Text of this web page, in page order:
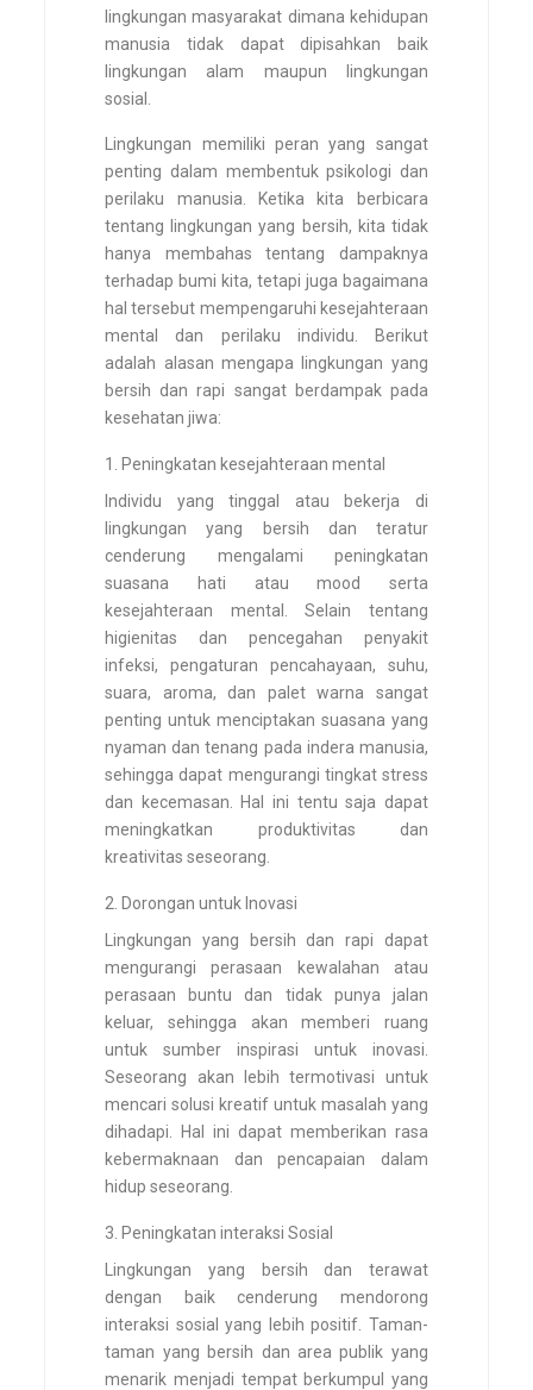
lingkungan masyarakat dimana kehidupan
manusia tidak dapat dipisahkan baik
lingkungan alam maupun lingkungan
sosial.
Lingkungan memiliki peran yang sangat
penting dalam membentuk psikologi dan
perilaku manusia. Ketika kita berbicara
tentang lingkungan yang bersih, kita tidak
hanya membahas tentang dampaknya
terhadap bumi kita, tetapi juga bagaimana
hal tersebut mempengaruhi kesejahteraan
mental dan perilaku individu. Berikut
adalah alasan mengapa lingkungan yang
bersih dan rapi sangat berdampak pada
kesehatan jiwa:
Peningkatan kesejahteraan mental
Individu yang tinggal atau bekerja di
lingkungan yang bersih dan teratur
cenderung mengalami peningkatan
suasana hati atau mood serta
kesejahteraan mental. Selain tentang
higienitas dan pencegahan penyakit
infeksi, pengaturan pencahayaan, suhu,
suara, aroma, dan palet warna sangat
penting untuk menciptakan suasana yang
nyaman dan tenang pada indera manusia,
sehingga dapat mengurangi tingkat stress
dan kecemasan. Hal ini tentu saja dapat
meningkatkan produktivitas dan
kreativitas seseorang.
Dorongan untuk Inovasi
Lingkungan yang bersih dan rapi dapat
mengurangi perasaan kewalahan atau
perasaan buntu dan tidak punya jalan
keluar, sehingga akan memberi ruang
untuk sumber inspirasi untuk inovasi.
Seseorang akan lebih termotivasi untuk
mencari solusi kreatif untuk masalah yang
dihadapi. Hal ini dapat memberikan rasa
kebermaknaan dan pencapaian dalam
hidup seseorang.
Peningkatan interaksi Sosial
Lingkungan yang bersih dan terawat
dengan baik cenderung mendorong
interaksi sosial yang lebih positif. Taman-
taman yang bersih dan area publik yang
menarik menjadi tempat berkumpul yang